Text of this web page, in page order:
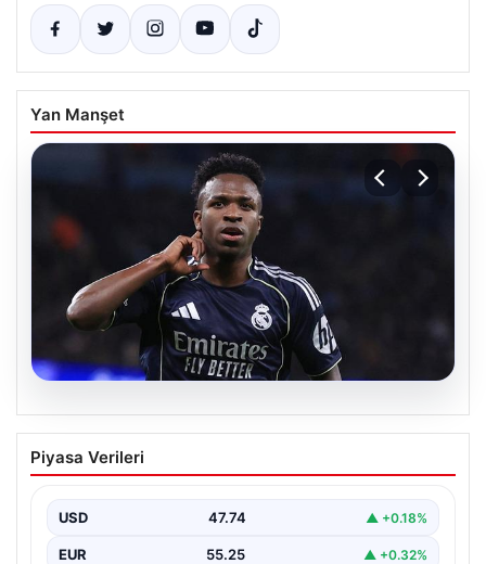
Yan Manşet
07.08.2026
Vinicius Jr. Real Madrid ile geleceğini
güvence altına aldı
Vinicius Junior için beklenen karar açıklandı. Real
Madrid,…
Piyasa Verileri
USD 47.74 ▲ +0.18%
EUR 55.25 ▲ +0.32%